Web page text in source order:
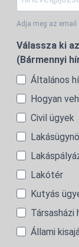
Adja meg az email
Válassza ki
(Bármennyi
Általános
Hogyan
Civil ügyek
Lakótér
Kutyás
Társasházi
Állami